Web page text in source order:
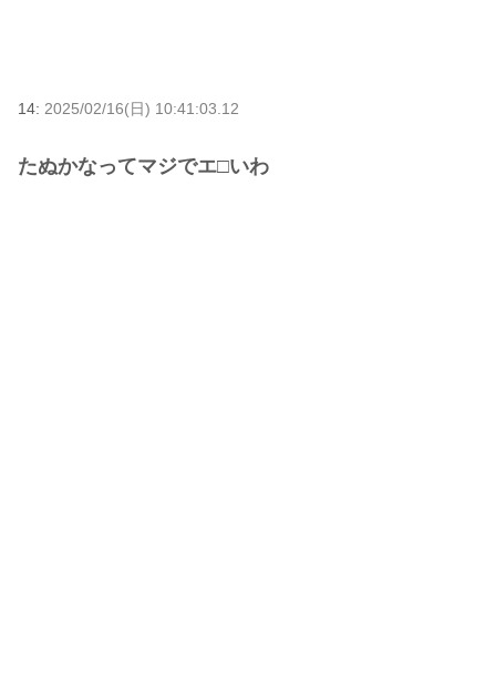
14: 2025/02/16(日) 10:41:03.12
たぬかなってマジでエ□いわ